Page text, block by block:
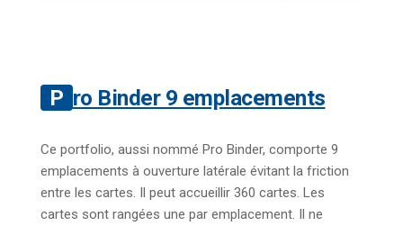
Pro Binder 9 emplacements
Ce portfolio, aussi nommé Pro Binder, comporte 9
emplacements à ouverture latérale évitant la friction
entre les cartes. Il peut accueillir 360 cartes. Les
cartes sont rangées une par emplacement. Il ne